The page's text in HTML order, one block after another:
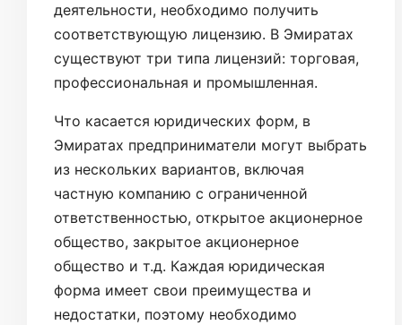
деятельности, необходимо получить
соответствующую лицензию. В Эмиратах
существуют три типа лицензий: торговая,
профессиональная и промышленная.
Что касается юридических форм, в
Эмиратах предприниматели могут выбрать
из нескольких вариантов, включая
частную компанию с ограниченной
ответственностью, открытое акционерное
общество, закрытое акционерное
общество и т.д. Каждая юридическая
форма имеет свои преимущества и
недостатки, поэтому необходимо